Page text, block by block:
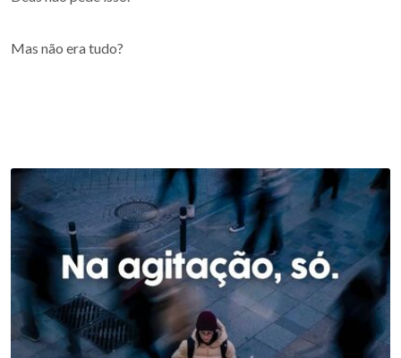
Mas não era tudo?